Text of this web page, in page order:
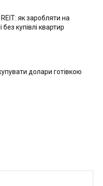
REIT: як заробляти на
без купівлі квартир
долари готівкою